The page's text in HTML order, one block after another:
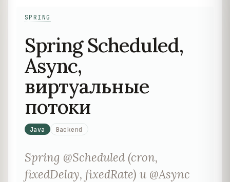
SPRING
Spring Scheduled,
Async,
виртуальные
потоки
Java Backend
Spring @Scheduled (cron,
fixedDelay, fixedRate) и @Async